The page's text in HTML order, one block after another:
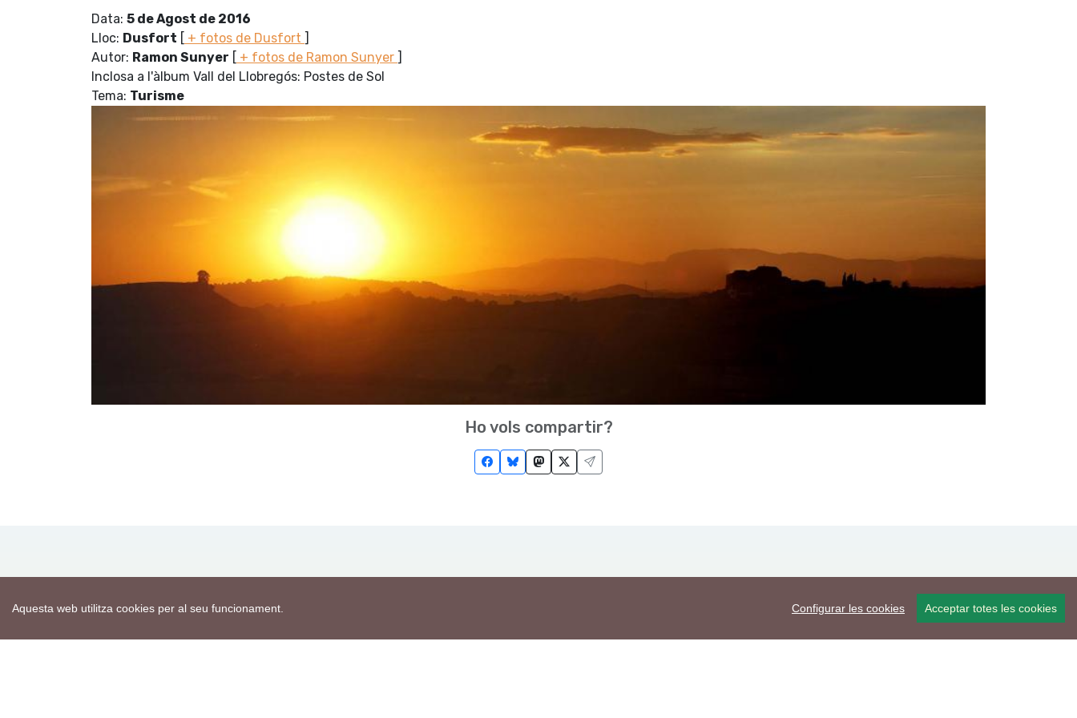
Aquesta web utilitza cookies per al seu funcionament. Configurar les cookies Acceptar totes les cookies
Data: 5 de Agost de 2016
Lloc: Dusfort [ + fotos de Dusfort ]
Autor: Ramon Sunyer [ + fotos de Ramon Sunyer ]
Inclosa a l'àlbum Vall del Llobregós: Postes de Sol
Tema: Turisme
Ho vols compartir?
Política de privacitat
Edita consentiment de cookies